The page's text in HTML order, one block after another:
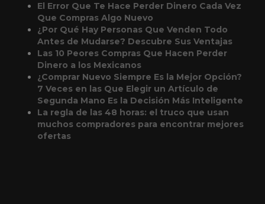
El Error Que Te Hace Perder Dinero Cada Vez
Que Compras Algo Nuevo
¿Por Qué Hay Personas Que Venden Todo
Antes de Mudarse? Descubre Sus Ventajas
Las 10 Peores Compras Que Hacen Perder
Dinero a los Mexicanos
¿Comprar Nuevo Siempre Es la Mejor Opción?
7 Veces en las Que Elegir un Artículo de
Segunda Mano Es la Decisión Más Inteligente
La regla de las 48 horas: el truco que usan
muchos compradores para encontrar mejores
ofertas